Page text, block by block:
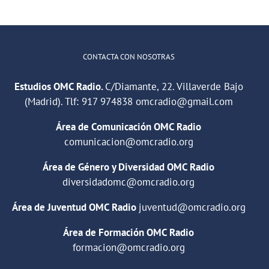
CONTACTA CON NOSOTRAS
Estudios OMC Radio.C/Diamante, 22. Villaverde Bajo
(Madrid). Tlf: 917 974838 omcradio@gmail.com
Área de Comunicación OMC Radio
comunicacion@omcradio.org
Área de Género y Diversidad OMC Radio
diversidadomc@omcradio.org
Área de Juventud OMC Radio juventud@omcradio.org
Área de Formación OMC Radio
formacion@omcradio.org